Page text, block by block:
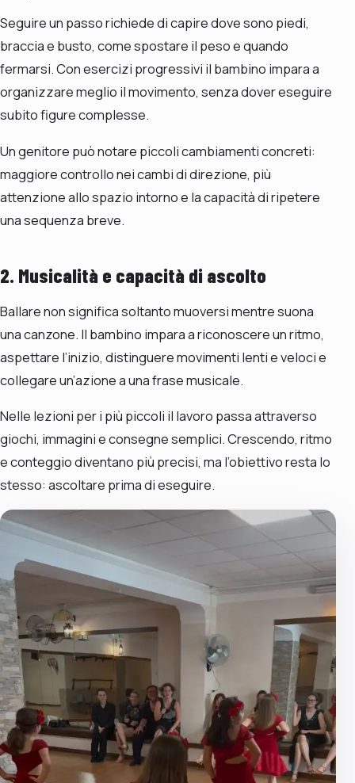
Seguire un passo richiede di capire dove sono piedi,
braccia e busto, come spostare il peso e quando
fermarsi. Con esercizi progressivi il bambino impara a
organizzare meglio il movimento, senza dover eseguire
subito figure complesse.
Un genitore può notare piccoli cambiamenti concreti:
maggiore controllo nei cambi di direzione, più
attenzione allo spazio intorno e la capacità di ripetere
una sequenza breve.
2. Musicalità e capacità di ascolto
Ballare non significa soltanto muoversi mentre suona
una canzone. Il bambino impara a riconoscere un ritmo,
aspettare l’inizio, distinguere movimenti lenti e veloci e
collegare un’azione a una frase musicale.
Nelle lezioni per i più piccoli il lavoro passa attraverso
giochi, immagini e consegne semplici. Crescendo, ritmo
e conteggio diventano più precisi, ma l’obiettivo resta lo
stesso: ascoltare prima di eseguire.